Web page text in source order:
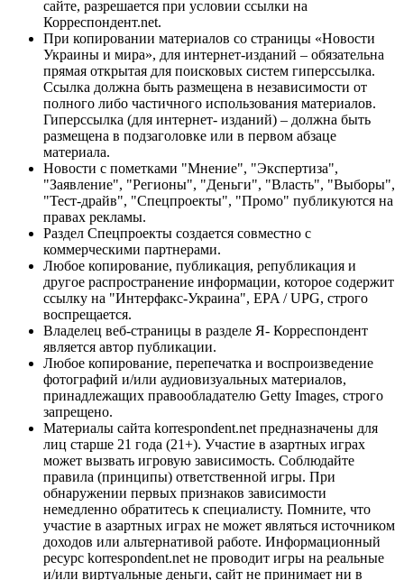
сайте, разрешается при условии ссылки на
Корреспондент.net.
При копировании материалов со страницы «Новости
Украины и мира», для интернет-изданий – обязательна
прямая открытая для поисковых систем гиперссылка.
Ссылка должна быть размещена в независимости от
полного либо частичного использования материалов.
Гиперссылка (для интернет- изданий) – должна быть
размещена в подзаголовке или в первом абзаце
материала.
Новости с пометками "Мнение", "Экспертиза",
"Заявление", "Регионы", "Деньги", "Власть", "Выборы",
"Тест-драйв", "Спецпроекты", "Промо" публикуются на
правах рекламы.
Раздел Спецпроекты создается совместно с
коммерческими партнерами.
Любое копирование, публикация, републикация и
другое распространение информации, которое содержит
ссылку на "Интерфакс-Украина", EPA / UPG, строго
воспрещается.
Владелец веб-страницы в разделе Я- Корреспондент
является автор публикации.
Любое копирование, перепечатка и воспроизведение
фотографий и/или аудиовизуальных материалов,
принадлежащих правообладателю Getty Images, строго
запрещено.
Материалы сайта korrespondent.net предназначены для
лиц старше 21 года (21+). Участие в азартных играх
может вызвать игровую зависимость. Соблюдайте
правила (принципы) ответственной игры. При
обнаружении первых признаков зависимости
немедленно обратитесь к специалисту. Помните, что
участие в азартных играх не может являться источником
доходов или альтернативой работе. Информационный
ресурс korrespondent.net не проводит игры на реальные
и/или виртуальные деньги, сайт не принимает ни в